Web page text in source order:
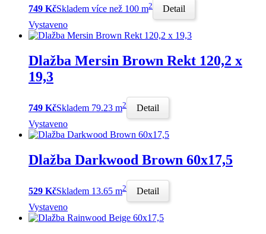
749 KčSkladem více než 100 m2
Detail
Vystaveno
Dlažba Mersin Brown Rekt 120,2 x
19,3
749 KčSkladem 79.23 m2
Detail
Vystaveno
Dlažba Darkwood Brown 60x17,5
529 KčSkladem 13.65 m2
Detail
Vystaveno